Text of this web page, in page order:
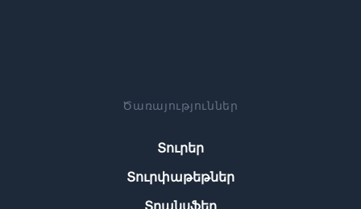
Ծառայություններ
Տուրեր
Տուրփաթեթներ